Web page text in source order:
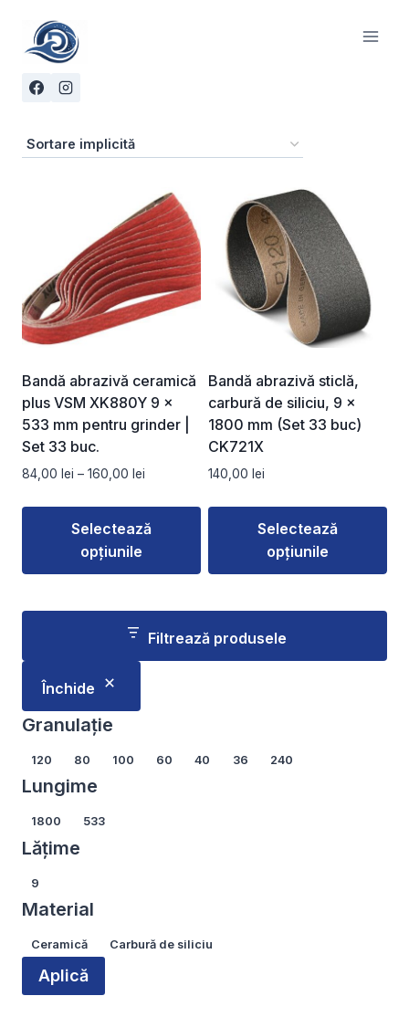
content
Bandă abrazivă ceramică
plus VSM XK880Y 9 ×
533 mm pentru grinder |
Set 33 buc.
84,00 lei – 160,00 lei
prețuri:
84,00 lei
Selectează
opțiunile
produs
multe
variații.
Opțiunile
alese
în
pagina
produsului.
Bandă abrazivă sticlă,
carbură de siliciu, 9 x
1800 mm (Set 33 buc)
CK721X
140,00 lei
Selectează
opțiunile
produs
are
fi
Filtrează produsele
Închide
Granulație
Granulație
120 80 100 60 40 36 240
Lungime
Lungime
1800 533
Lățime
Lățime
9
Material
Material
Ceramică Carbură de siliciu
Aplică